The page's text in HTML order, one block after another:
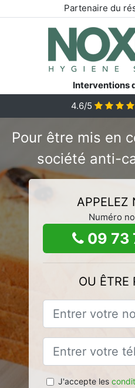
Partenaire du
Interventions
4.6/5
Pour être mis en
société anti-
APPELEZ
Numéro
09 73
OU ÊTRE
J'accepte les